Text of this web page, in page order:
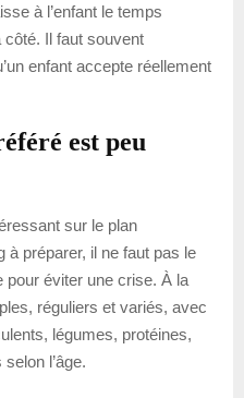
à l’enfant le temps
côté. Il faut souvent
enfant accepte réellement
est peu
sur le plan
à préparer, il ne faut pas le
éviter une crise. À la
réguliers et variés, avec
légumes, protéines,
l’âge.